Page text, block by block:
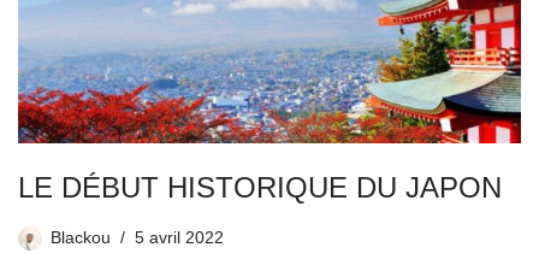
LE DÉBUT HISTORIQUE DU JAPON
Blackou 5 avril 2022